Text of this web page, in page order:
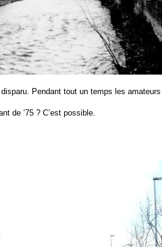
Pendant tout un temps les
de ’75 ? C’est possible.